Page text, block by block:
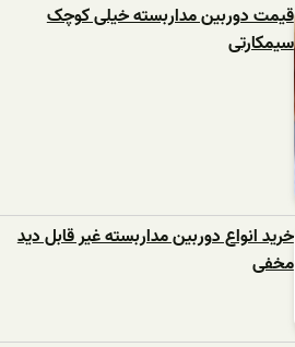
قیمت دوربین مداربسته خیلی کوچک
سیمکارتی
خرید انواع دوربین مداربسته غیر قابل دید
مخفی